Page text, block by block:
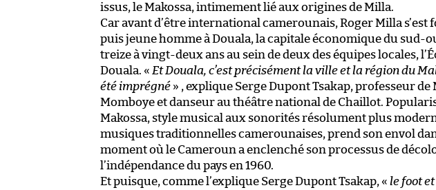
issus, le Makossa, intimement lié aux origines de Milla.
Car avant d’être international camerounais, Roger Milla s’est
puis jeune homme à Douala, la capitale économique du sud-
treize à vingt-deux ans au sein de deux des équipes locales,
Douala. « Et Douala, c’est précisément la ville et la région du
été imprégné » , explique Serge Dupont Tsakap, professeur
Momboye et danseur au théâtre national de Chaillot.
Makossa, style musical aux sonorités résolument plus
musiques traditionnelles camerounaises, prend son envol
moment où le Cameroun a enclenché son processus de
l’indépendance du pays en 1960.
Et puisque, comme l’explique Serge Dupont Tsakap, « le foot